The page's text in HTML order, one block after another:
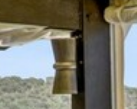
BROCHURES TOURISTIQUES